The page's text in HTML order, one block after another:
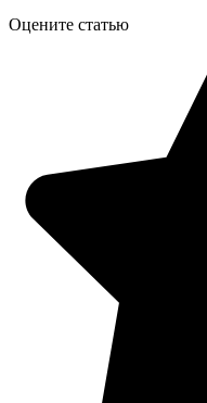
Оцените статью